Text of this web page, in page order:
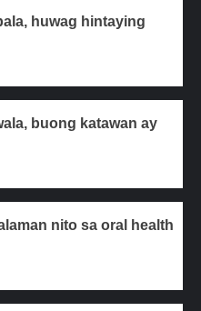
huwag hintaying
buong katawan ay
nito sa oral health